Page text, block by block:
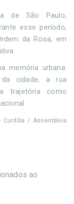
de São Paulo,
esse período,
da Rosa, em
memória urbana:
cidade, a rua
trajetória como
Curitiba / Assembleia
ao